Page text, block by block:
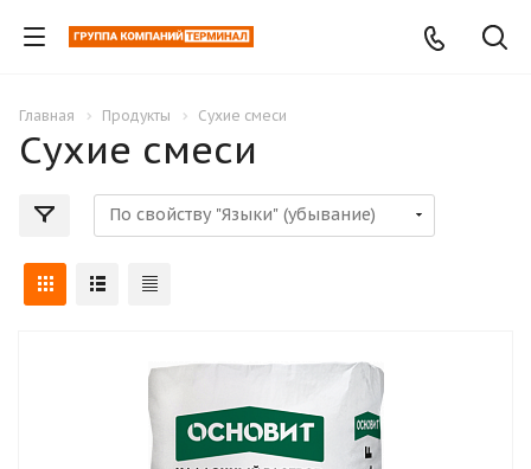
Главная Продукты Сухие смеси
Сухие смеси